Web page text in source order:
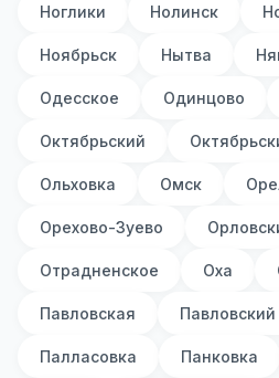
Ноглики Нолинск
Ноябрьск Нытва
Одесское Одинцово
Октябрьский
Ольховка Омск
Орехово-Зуево
Отрадненское Оха
Павловская
Палласовка Панковка